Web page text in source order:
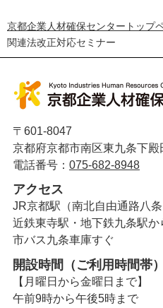
京都企業人材確保センタートップ
関連法改正対応セミナー
〒601-8047
京都府京都市南区東九条下
電話番号： 075-682-8948
アクセス
JR京都駅（南北自由通路八
近鉄東寺駅・地下鉄九条駅か
市バス九条車庫すぐ
開設時間（ご利用時間帯）
【月曜日から金曜日まで】
午前9時から午後5時まで